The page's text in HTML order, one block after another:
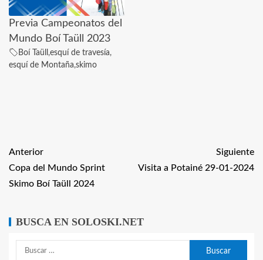
Previa Campeonatos del
Mundo Boí Taüll 2023
Boí Taüll ,esquí de travesía,
esquí de Montaña,skimo
Anterior
Copa del Mundo Sprint
Skimo Boí Taüll 2024
Siguiente
Visita a Potainé 29-01-2024
BUSCA EN SOLOSKI.NET